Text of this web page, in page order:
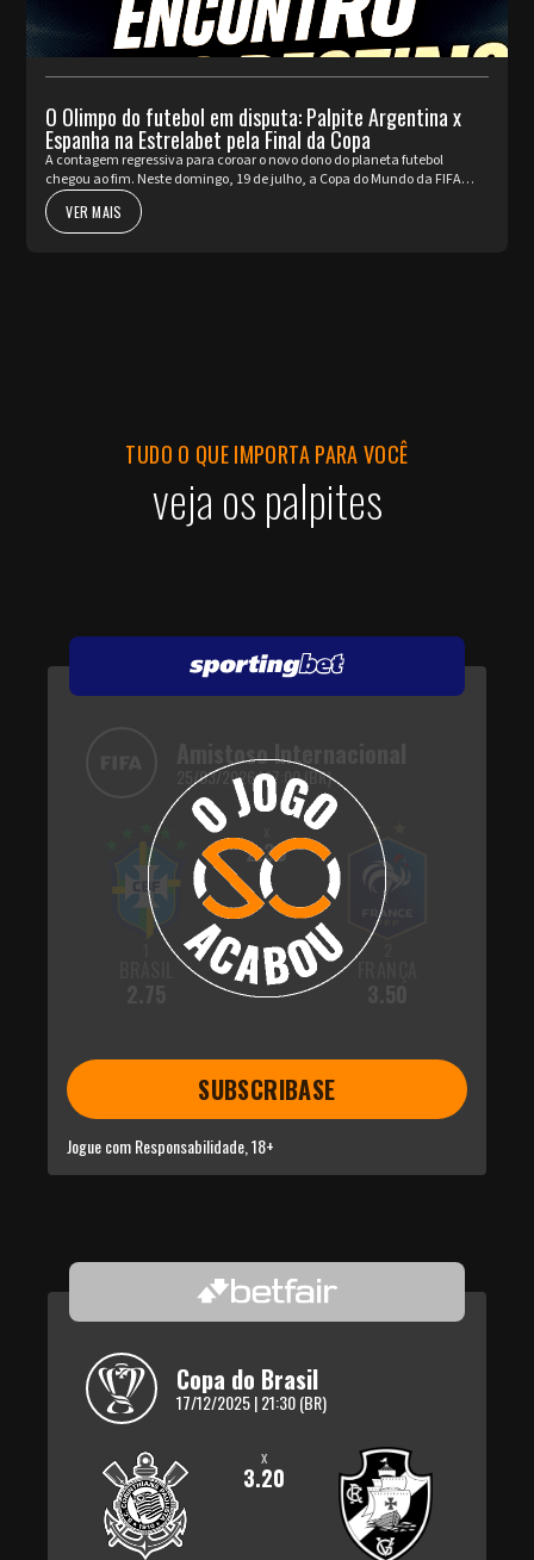
O Olimpo do futebol em disputa: Palpite Argentina x
Espanha na Estrelabet pela Final da Copa
A contagem regressiva para coroar o novo dono do planeta futebol
chegou ao fim. Neste domingo, 19 de julho, a Copa do Mundo da FIFA
2026™ apresenta o seu ato mais nobre e aguardado. Argentina e Espa...
VER MAIS
TUDO O QUE IMPORTA PARA VOCÊ
veja os palpites
Amistoso Internacional
25/03/2026 | 17:00 (BR)
2.30
SUBSCRIBASE
Jogue com Responsabilidade, 18+
Copa do Brasil
17/12/2025 | 21:30 (BR)
x
3.20